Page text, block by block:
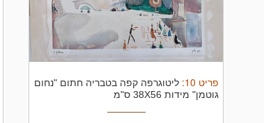
פריט 10
: ליטוגרפה קפה בטבריה חתום "נחום
גוטמן" מידות 38X56 ס"מ